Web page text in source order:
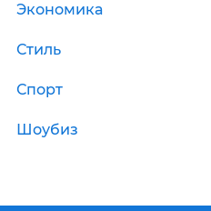
Экономика
Стиль
Спорт
Шоубиз